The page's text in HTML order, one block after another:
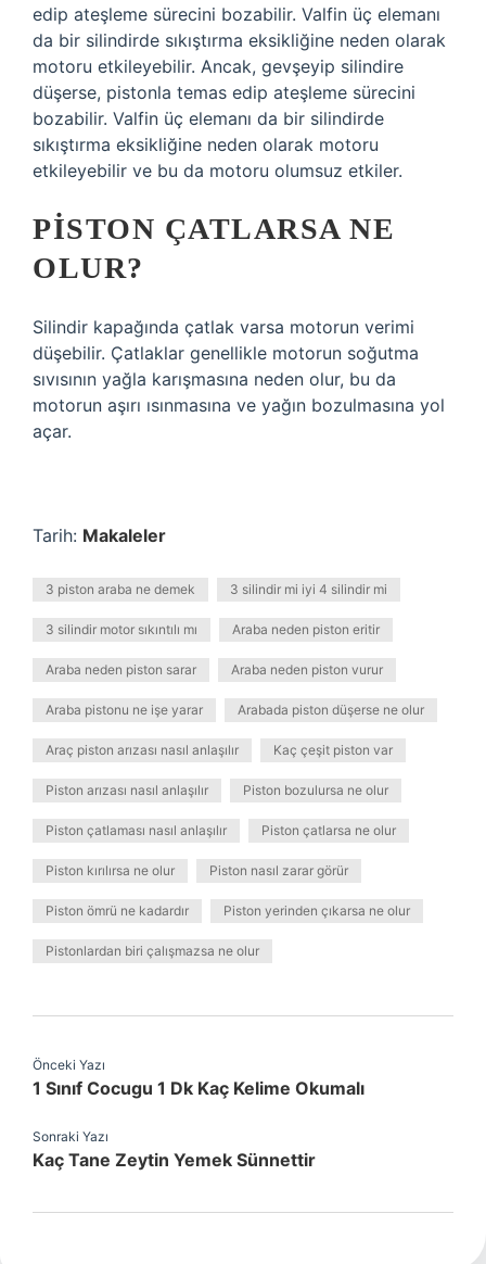
edip ateşleme sürecini bozabilir. Valfin üç elemanı
da bir silindirde sıkıştırma eksikliğine neden olarak
motoru etkileyebilir. Ancak, gevşeyip silindire
düşerse, pistonla temas edip ateşleme sürecini
bozabilir. Valfin üç elemanı da bir silindirde
sıkıştırma eksikliğine neden olarak motoru
etkileyebilir ve bu da motoru olumsuz etkiler.
PISTON ÇATLARSA NE
OLUR?
Silindir kapağında çatlak varsa motorun verimi
düşebilir. Çatlaklar genellikle motorun soğutma
sıvısının yağla karışmasına neden olur, bu da
motorun aşırı ısınmasına ve yağın bozulmasına yol
açar.
Tarih: Makaleler
3 piston araba ne demek 3 silindir mi iyi 4 silindir mi
3 silindir motor sıkıntılı mı Araba neden piston eritir
Araba neden piston sarar Araba neden piston vurur
Araba pistonu ne işe yarar Arabada piston düşerse ne olur
Araç piston arızası nasıl anlaşılır Kaç çeşit piston var
Piston arızası nasıl anlaşılır Piston bozulursa ne olur
Piston çatlaması nasıl anlaşılır Piston çatlarsa ne olur
Piston kırılırsa ne olur Piston nasıl zarar görür
Piston ömrü ne kadardır Piston yerinden çıkarsa ne olur
Pistonlardan biri çalışmazsa ne olur
Önceki Yazı
1 Sınıf Cocugu 1 Dk Kaç Kelime Okumalı
Sonraki Yazı
Kaç Tane Zeytin Yemek Sünnettir